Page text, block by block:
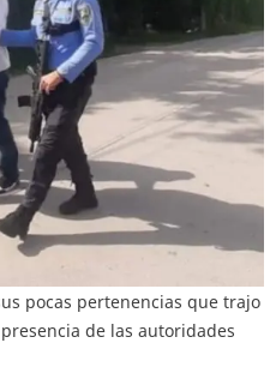
pocas pertenencias que trajo
de las autoridades